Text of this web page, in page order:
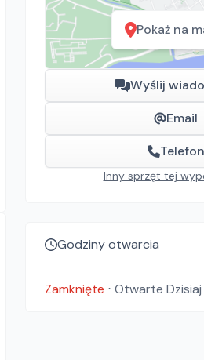
Pokaż na
Wyślij
Email
Telefon
Inny sprzęt tej
Godziny otwarcia
Zamknięte ⋅ Otwarte